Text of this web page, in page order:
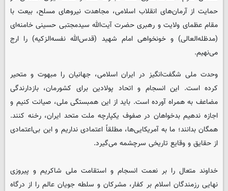
حمایت از آرمان‌های انقلاب اسلامی، مجاهدت نیروهای مسلح، بیعت با
مقام عظمای ولایت و رهبری حضرت آیت‌الله سیدمجتبی حسینی خامنه‌ای
(مدظله‌العالی) و خونخواهی امام شهید (قدس‌الله نفسه‌الزکیه) را ارج
می‌نهیم.
وحدت ملی شگفت‌انگیز در ایران اسلامی، جهانیان را مبهوت و متحیر
کرده است. این انسجام و اتحاد پولادین برای کشورمان، بازدارندگی
مضاعف به همراه آورده است. باید از این همبستگی ملی، صیانت کنیم و
اجازه ندهیم بدخواهان در صفوف یکپارچه ملت متحد ایران، رخنه کنند.
همگان بدانند؛ ما به آمریکایی‌ها، مطلقاً اعتمادی نداریم و این بی‌اعتمادی
از حقایق و وقایع تاریخی سرچشمه می‌گیرد.
خداوند متعال را بر نعمت انسجام و استقامت ملی شاکریم و پیروزی
نهایی رزمندگان اسلام بر کفار، مشرکان و سلطه جویان عالم را از درگاه